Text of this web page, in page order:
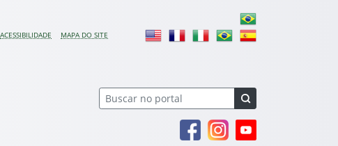
ACESSIBILIDADE MAPA DO SITE
FacebookInstagramYoutube